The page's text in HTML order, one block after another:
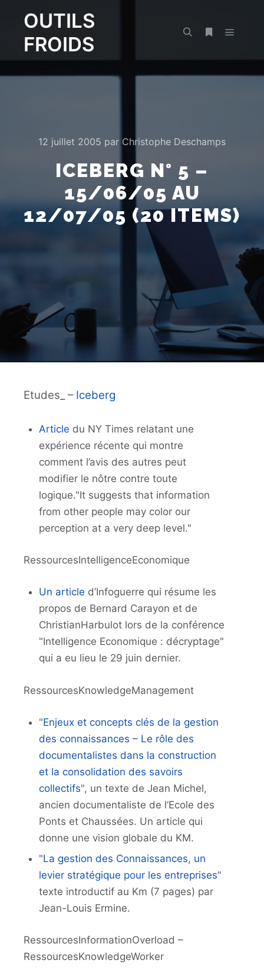
OUTILS
FROIDS
12 juillet 2005 par Christophe Deschamps
ICEBERG N° 5 –
15/06/05 AU
12/07/05 (20 ITEMS)
Etudes_ – Iceberg
Article du NY Times relatant une
expérience récente qui montre
comment l’avis des autres peut
modifier le nôtre contre toute
logique."It suggests that information
from other people may color our
perception at a very deep level."
RessourcesIntelligenceEconomique
Un article d’Infoguerre qui résume les
propos de Bernard Carayon et de
ChristianHarbulot lors de la conférence
"Intelligence Economique : décryptage"
qui a eu lieu le 29 juin dernier.
RessourcesKnowledgeManagement
"Enjeux et concepts clés de la gestion
des connaissances – Le rôle des
documentalistes dans la construction
et la consolidation des savoirs
collectifs", un texte de Jean Michel,
ancien documentaliste de l’Ecole des
Ponts et Chaussées. Un article qui
donne une vision globale du KM.
"La gestion des Connaissances, un
levier stratégique pour les entreprises"
texte introductif au Km (7 pages) par
Jean-Louis Ermine.
RessourcesInformationOverload –
RessourcesKnowledgeWorker